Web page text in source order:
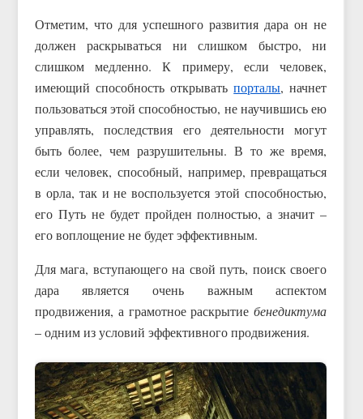
Отметим, что для успешного развития дара он не
должен раскрываться ни слишком быстро, ни
слишком медленно. К примеру, если человек,
имеющий способность открыватьпорталы, начнет
пользоваться этой способностью, не научившись ею
управлять, последствия его деятельности могут
быть более, чем разрушительны. В то же время,
если человек, способный, например, превращаться
в орла, так и не воспользуется этой способностью,
его Путь не будет пройден полностью, а значит –
его воплощение не будет эффективным.
Для мага, вступающего на свой путь, поиск своего
дара является очень важным аспектом
продвижения, а грамотное раскрытиебенедиктума
– одним из условий эффективного продвижения.